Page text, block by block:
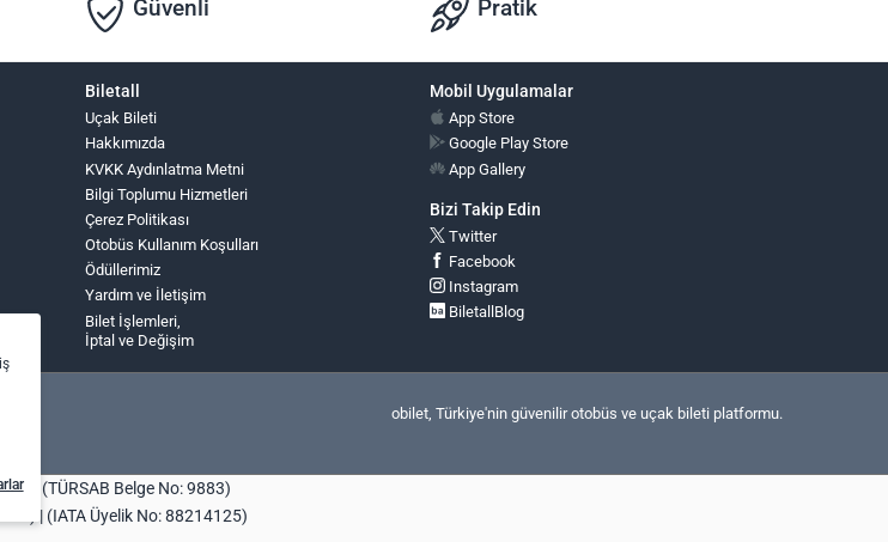
Güvenli Pratik
Biletall
Uçak Bileti
Hakkımızda
KVKK Aydınlatma Metni
Bilgi Toplumu Hizmetleri
Çerez Politikası
Otobüs Kullanım Koşulları
Ödüllerimiz
Yardım ve İletişim
Bilet İşlemleri,
İptal ve Değişim
Mobil Uygulamalar
App Store
Google Play Store
App Gallery
Bizi Takip Edin
Twitter
Facebook
Instagram
BiletallBlog
obilet, Türkiye'nin güvenilir otobüs ve uçak bileti platformu.
(TÜRSAB Belge No: 9883)
| (IATA Üyelik No: 88214125)